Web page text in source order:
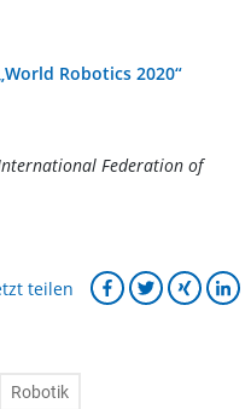
Robotics 2020“
Federation of
teilen
Robotik